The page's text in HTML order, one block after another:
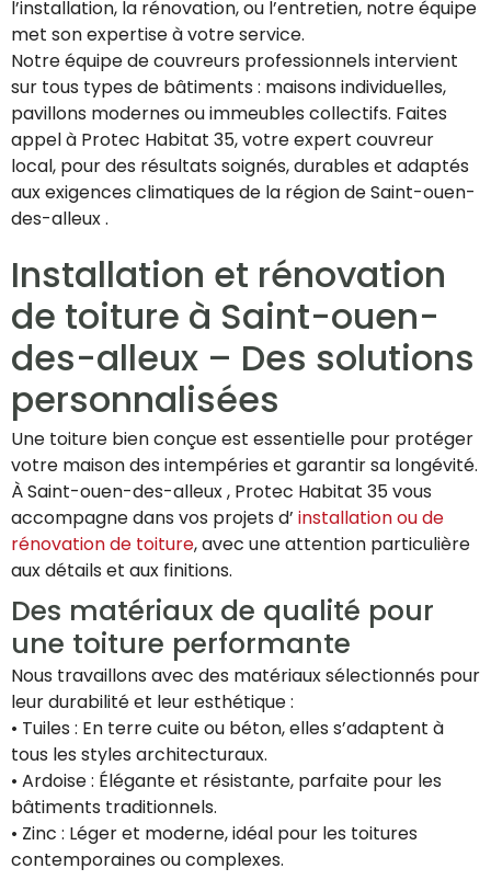
l’installation, la rénovation, ou l’entretien, notre équipe
met son expertise à votre service.
Notre équipe de couvreurs professionnels intervient
sur tous types de bâtiments : maisons individuelles,
pavillons modernes ou immeubles collectifs. Faites
appel à Protec Habitat 35, votre expert couvreur
local, pour des résultats soignés, durables et adaptés
aux exigences climatiques de la région de Saint-ouen-
des-alleux .
Installation et rénovation
de toiture à Saint-ouen-
des-alleux – Des solutions
personnalisées
Une toiture bien conçue est essentielle pour protéger
votre maison des intempéries et garantir sa longévité.
À Saint-ouen-des-alleux , Protec Habitat 35 vous
accompagne dans vos projets d’ installation ou de
rénovation de toiture, avec une attention particulière
aux détails et aux finitions.
Des matériaux de qualité pour
une toiture performante
Nous travaillons avec des matériaux sélectionnés pour
leur durabilité et leur esthétique :
• Tuiles : En terre cuite ou béton, elles s’adaptent à
tous les styles architecturaux.
• Ardoise : Élégante et résistante, parfaite pour les
bâtiments traditionnels.
• Zinc : Léger et moderne, idéal pour les toitures
contemporaines ou complexes.